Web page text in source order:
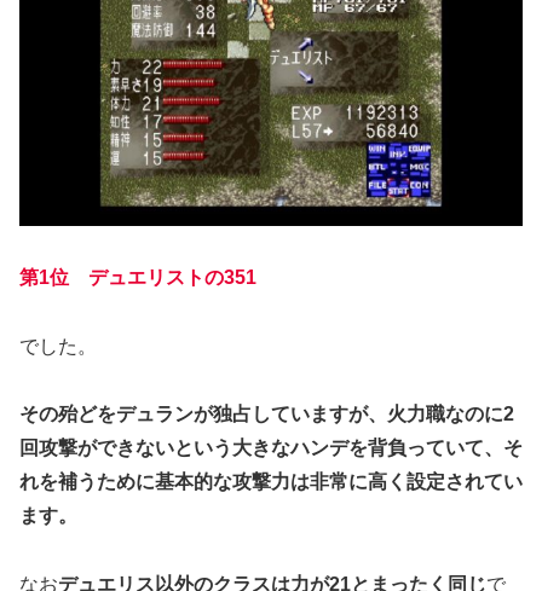
第1位 デュエリストの351
でした。
その殆どをデュランが独占していますが、火力職なのに2
回攻撃ができないという大きなハンデを背負っていて、そ
れを補うために基本的な攻撃力は非常に高く設定されてい
ます。
なおデュエリス以外のクラスは力が21とまったく同じで